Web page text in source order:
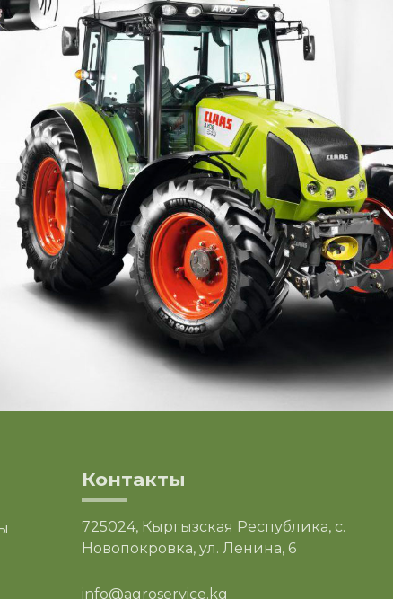
Контакты
725024, Кыргызская Республика, с.
Новопокровка, ул. Ленина, 6
info@agroservice.kg